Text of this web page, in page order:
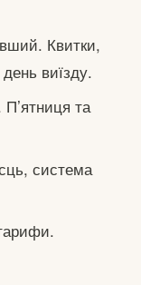
Квитки,
виїзду.
П’ятниця та
система